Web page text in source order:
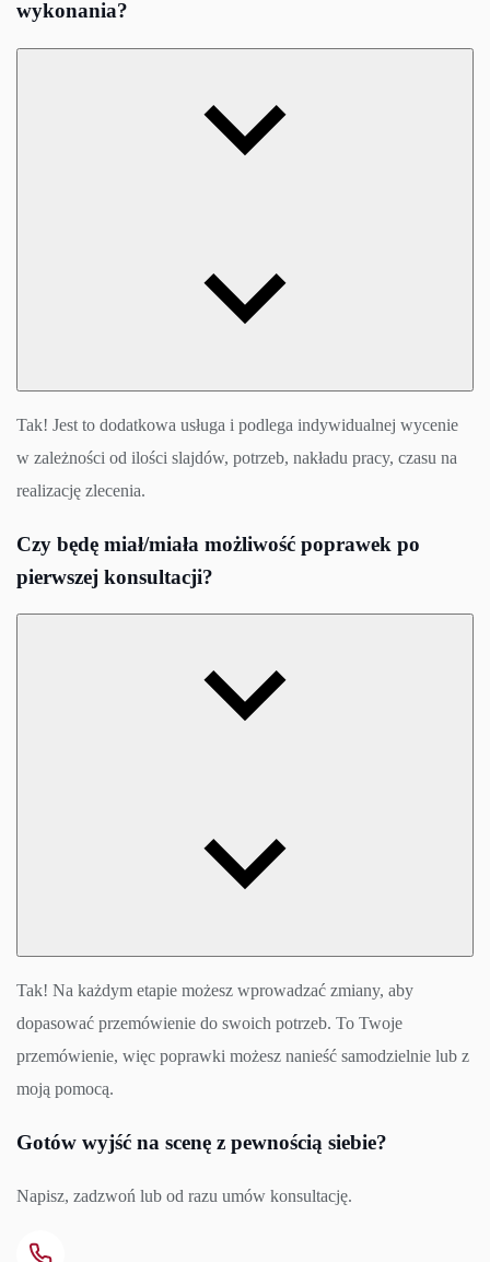
wykonania?
Tak! Jest to dodatkowa usługa i podlega indywidualnej wycenie
w zależności od ilości slajdów, potrzeb, nakładu pracy, czasu na
realizację zlecenia.
Czy będę miał/miała możliwość poprawek po
pierwszej konsultacji?
Tak! Na każdym etapie możesz wprowadzać zmiany, aby
dopasować przemówienie do swoich potrzeb. To Twoje
przemówienie, więc poprawki możesz nanieść samodzielnie lub z
moją pomocą.
Gotów wyjść na scenę z pewnością siebie?
Napisz, zadzwoń lub od razu umów konsultację.